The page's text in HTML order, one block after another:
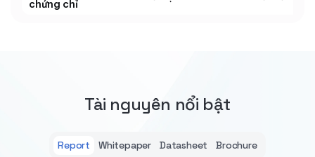
chứng chỉ
Tài nguyên nổi bật
Report Whitepaper Datasheet Brochure